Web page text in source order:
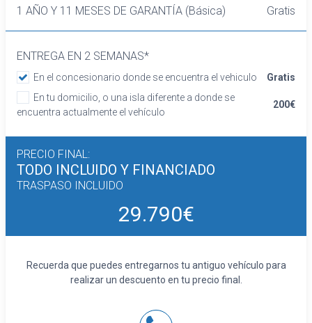
Cierre centralizado con NFC
Confort
Limitador de velocidad
Elevalunas eléctricos delanteros y traseros
Dirección asistida
Equipo de audio
Regulación de los faros con sensor de
oscuridad
Control de crucero con control de crucero
adaptativo (ACC) y función stop/go
delanteros con sensor, sistema de distancia
de aparcamiento traseros con sensor y
Tarjeta / llave inteligente
1 AÑO Y 11 MESES DE GARANTÍA (Básica) Gratis
ENTREGA EN 2 SEMANAS*
En el concesionario donde se encuentra el vehiculo
Gratis
En tu domicilio, o una isla diferente a donde se
encuentra actualmente el vehículo
200€
PRECIO FINAL:
TODO INCLUIDO Y FINANCIADO
TRASPASO INCLUIDO
29.790€
Recuerda que puedes entregarnos tu antiguo vehículo para
realizar un descuento en tu precio final.